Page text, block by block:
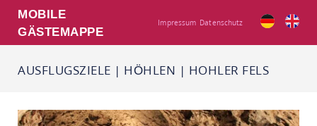
MOBILE
GÄSTEMAPPE
Impressum Datenschutz
AUSFLUGSZIELE | HÖHLEN | HOHLER FELS